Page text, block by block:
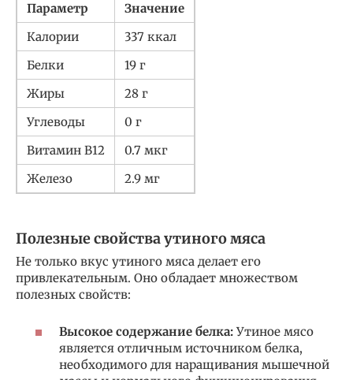
Параметр
Значение
Калории
337 ккал
Белки
19 г
Жиры
28 г
Углеводы
0 г
Витамин B12
0.7 мкг
Железо
2.9 мг
Полезные свойства утиного мяса
Не только вкус утиного мяса делает его
привлекательным. Оно обладает множеством
полезных свойств:
Высокое содержание белка:Утиное мясо
является отличным источником белка,
необходимого для наращивания мышечной